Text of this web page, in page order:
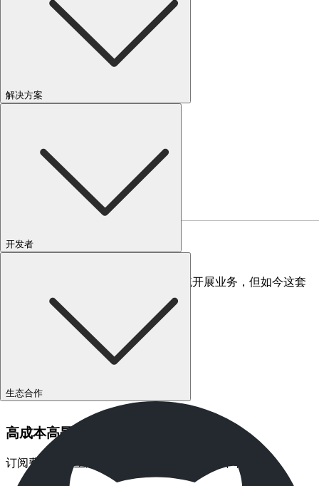
解决方案
开发者
生态合作
现有 PI System 的痛点
数十年来，工业企业一直依赖 PI 系统开展业务，但如今这套
系统已成为企业发展的掣肘
高成本高昂，无永久授权模式
订阅费用持续上涨，各类增值功能附加收费不菲